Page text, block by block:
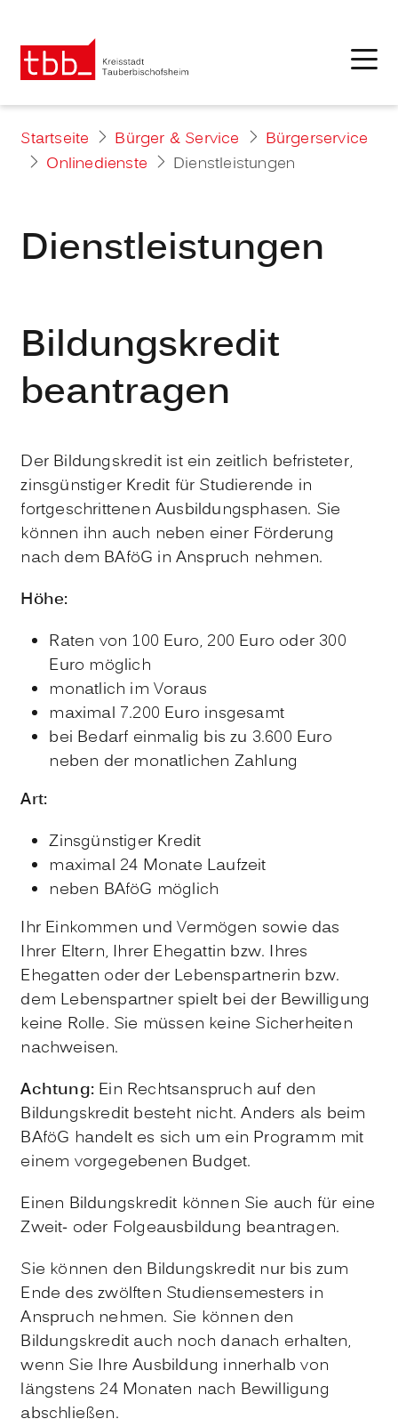
Startseite Bürger & Service
Bürgerservice
Onlinedienste
Dienstleistungen
Dienstleistungen
Bildungskredit
beantragen
Der Bildungskredit ist ein zeitlich befristeter,
zinsgünstiger Kredit für Studierende in
fortgeschrittenen Ausbildungsphasen. Sie
können ihn auch neben einer Förderung
nach dem BAföG in Anspruch nehmen.
Höhe:
Raten von 100 Euro, 200 Euro oder 300
Euro möglich
monatlich im Voraus
maximal 7.200 Euro insgesamt
bei Bedarf einmalig bis zu 3.600 Euro
neben der monatlichen Zahlung
Art:
Zinsgünstiger Kredit
maximal 24 Monate Laufzeit
neben BAföG möglich
Ihr Einkommen und Vermögen sowie das
Ihrer Eltern, Ihrer Ehegattin bzw. Ihres
Ehegatten oder der Lebenspartnerin bzw.
dem Lebenspartner spielt bei der Bewilligung
keine Rolle. Sie müssen keine Sicherheiten
nachweisen.
Achtung: Ein Rechtsanspruch auf den
Bildungskredit besteht nicht. Anders als beim
BAföG handelt es sich um ein Programm mit
einem vorgegebenen Budget.
Einen Bildungskredit können Sie auch für eine
Zweit- oder Folgeausbildung beantragen.
Sie können den Bildungskredit nur bis zum
Ende des zwölften Studiensemesters in
Anspruch nehmen. Sie können den
Bildungskredit auch noch danach erhalten,
wenn Sie Ihre Ausbildung innerhalb von
längstens 24 Monaten nach Bewilligung
abschließen.